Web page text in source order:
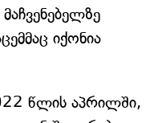
იქონია
წლის აპრილში,